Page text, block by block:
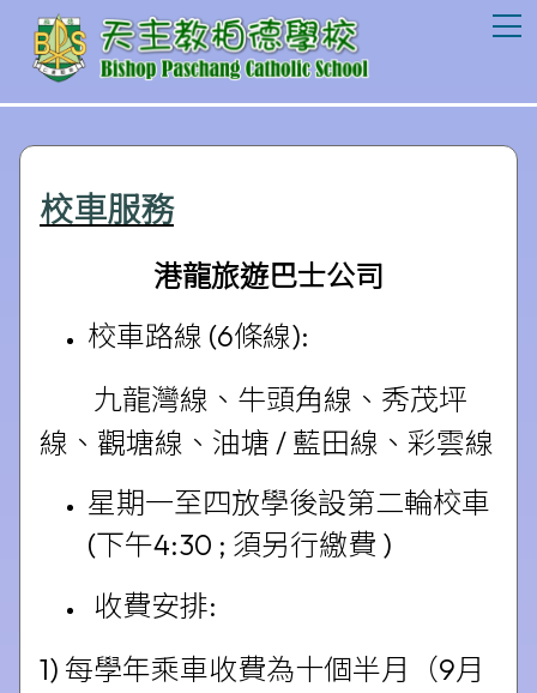
校車服務
港龍旅遊巴士公司
校車路線 (6條線):
九龍灣線、牛頭角線、秀茂坪
線、觀塘線、油塘 / 藍田線、彩雲線
星期一至四放學後設第二輪校車
(下午4:30 ; 須另行繳費 )
收費安排:
1) 每學年乘車收費為十個半月（9月